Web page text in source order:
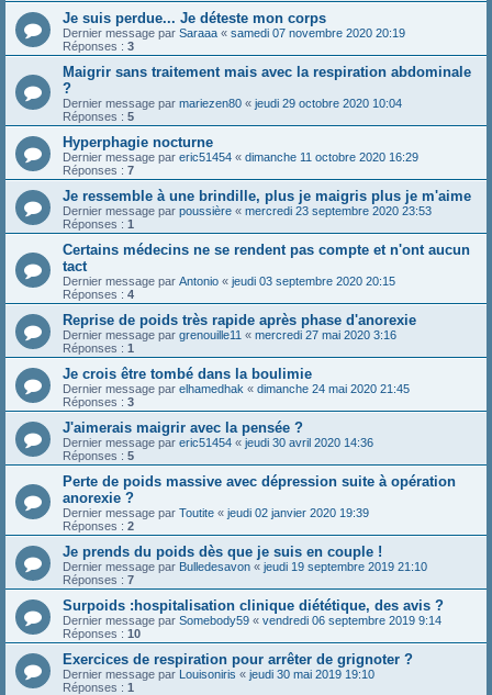
Je suis perdue... Je déteste mon corps
Dernier message par Saraaa « samedi 07 novembre 2020 20:19
Réponses : 3
Maigrir sans traitement mais avec la respiration abdominale
?
Dernier message par mariezen80 « jeudi 29 octobre 2020 10:04
Réponses : 5
Hyperphagie nocturne
Dernier message par eric51454 « dimanche 11 octobre 2020 16:29
Réponses : 7
Je ressemble à une brindille, plus je maigris plus je m'aime
Dernier message par poussière « mercredi 23 septembre 2020 23:53
Réponses : 1
Certains médecins ne se rendent pas compte et n'ont aucun
tact
Dernier message par Antonio « jeudi 03 septembre 2020 20:15
Réponses : 4
Reprise de poids très rapide après phase d'anorexie
Dernier message par grenouille11 « mercredi 27 mai 2020 3:16
Réponses : 1
Je crois être tombé dans la boulimie
Dernier message par elhamedhak « dimanche 24 mai 2020 21:45
Réponses : 3
J'aimerais maigrir avec la pensée ?
Dernier message par eric51454 « jeudi 30 avril 2020 14:36
Réponses : 5
Perte de poids massive avec dépression suite à opération
anorexie ?
Dernier message par Toutite « jeudi 02 janvier 2020 19:39
Réponses : 2
Je prends du poids dès que je suis en couple !
Dernier message par Bulledesavon « jeudi 19 septembre 2019 21:10
Réponses : 7
Surpoids :hospitalisation clinique diététique, des avis ?
Dernier message par Somebody59 « vendredi 06 septembre 2019 9:14
Réponses : 10
Exercices de respiration pour arrêter de grignoter ?
Dernier message par Louisoniris « jeudi 30 mai 2019 19:10
Réponses : 1